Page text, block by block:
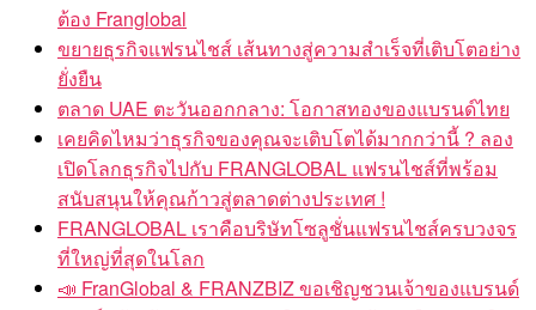
ต้อง Franglobal
ขยายธุรกิจแฟรนไชส์ เส้นทางสู่ความสำเร็จที่เติบโตอย่าง
ยั่งยืน
ตลาด UAE ตะวันออกกลาง: โอกาสทองของแบรนด์ไทย
เคยคิดไหมว่าธุรกิจของคุณจะเติบโตได้มากกว่านี้ ? ลอง
เปิดโลกธุรกิจไปกับ FRANGLOBAL แฟรนไชส์ที่พร้อม
สนับสนุนให้คุณก้าวสู่ตลาดต่างประเทศ !
FRANGLOBAL เราคือบริษัทโซลูชั่นแฟรนไชส์ครบวงจร
ที่ใหญ่ที่สุดในโลก
📣 FranGlobal & FRANZBIZ ขอเชิญชวนเจ้าของแบรนด์